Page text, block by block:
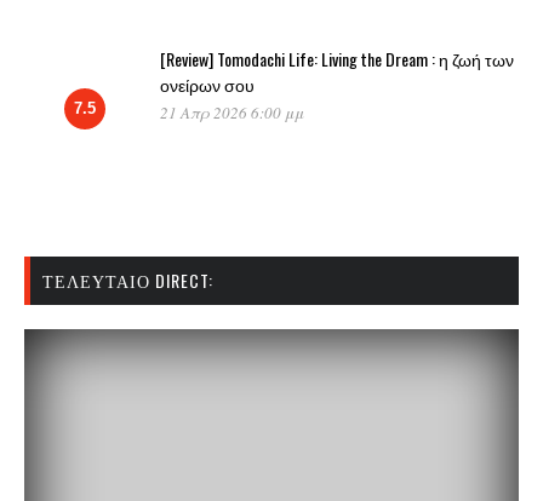
7.5
[Review] Tomodachi Life: Living the Dream : η ζωή των
ονείρων σου
21 Απρ 2026 6:00 μμ
ΤΕΛΕΥΤΑΊΟ DIRECT: